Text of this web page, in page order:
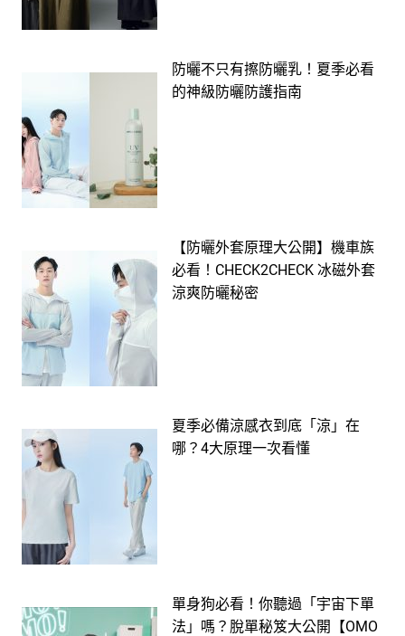
防曬不只有擦防曬乳！夏季必看
的神級防曬防護指南
【防曬外套原理大公開】機車族
必看！CHECK2CHECK 冰磁外套
涼爽防曬秘密
夏季必備涼感衣到底「涼」在
哪？4大原理一次看懂
單身狗必看！你聽過「宇宙下單
法」嗎？脫單秘笈大公開【OMO